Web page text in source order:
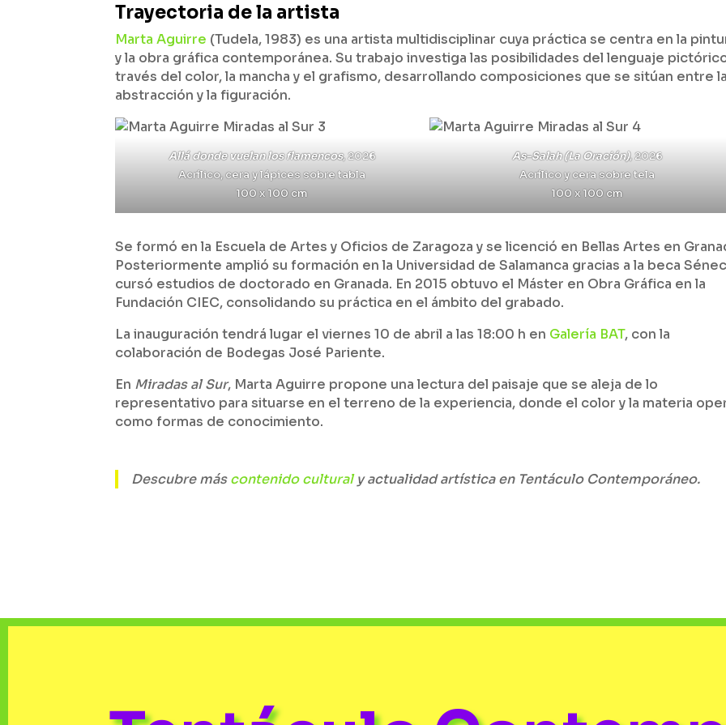
Trayectoria de la artista
Marta Aguirre (Tudela, 1983) es una artista multidisciplinar cuya práctica se centra en la
y la obra gráfica contemporánea. Su trabajo investiga las posibilidades del lenguaje
través del color, la mancha y el grafismo, desarrollando composiciones que se sitúan entre la
abstracción y la figuración.
Allá donde vuelan los flamencos, 2026
Acrílico, cera y lápices sobre tabla
100 x 100 cm
As-Salah (La Oración), 2026
Acrílico y cera sobre tela
100 x 100 cm
Se formó en la Escuela de Artes y Oficios de Zaragoza y se licenció en Bellas Artes en
Posteriormente amplió su formación en la Universidad de Salamanca gracias a la beca
cursó estudios de doctorado en Granada. En 2015 obtuvo el Máster en Obra Gráfica en la
Fundación CIEC, consolidando su práctica en el ámbito del grabado.
La inauguración tendrá lugar el viernes 10 de abril a las 18:00 h en Galería BAT, con la
colaboración de Bodegas José Pariente.
En Miradas al Sur, Marta Aguirre propone una lectura del paisaje que se aleja de lo
representativo para situarse en el terreno de la experiencia, donde el color y la materia
como formas de conocimiento.
Descubre máscontenido culturaly actualidad artística en Tentáculo Contemporáneo.